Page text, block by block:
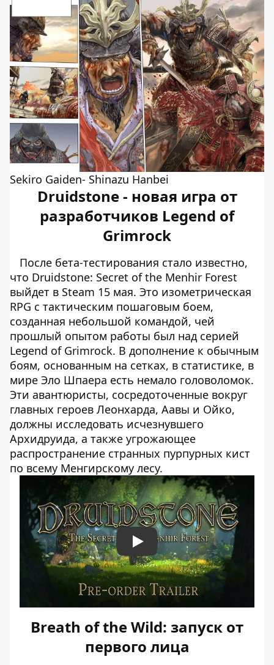
Sekiro Gaiden- Shinazu Hanbei
Druidstone - новая игра от
разработчиков Legend of
Grimrock
После бета-тестирования стало известно,
что Druidstone: Secret of the Menhir Forest
выйдет в Steam 15 мая. Это изометрическая
RPG с тактическим пошаговым боем,
созданная небольшой командой, чей
прошлый опытом работы был над серией
Legend of Grimrock. В дополнение к обычным
боям, основанным на сетках, в статистике, в
мире Эло Шпаера есть немало головоломок.
Эти авантюристы, сосредоточенные вокруг
главных героев Леонхарда, Аавы и Ойко,
должны исследовать исчезнувшего
Архидруида, а также угрожающее
распространение странных пурпурных кист
по всему Менгирскому лесу.
Play
Breath of the Wild: запуск от
первого лица